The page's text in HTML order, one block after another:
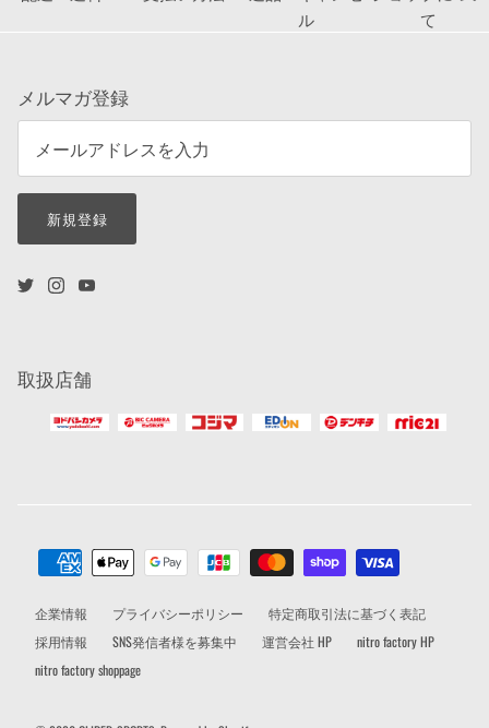
ル
て
メルマガ登録
新規登録
取扱店舗
企業情報 プライバシーポリシー
特定商取引法に基づく表記
採用情報
SNS発信者様を募集中 運営会社 HP
nitro factory HP
nitro factory shoppage